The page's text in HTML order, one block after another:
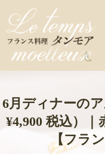
6月ディナーの
¥4,900 税込）
【フラ